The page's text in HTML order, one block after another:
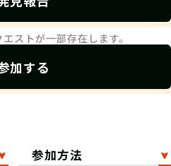
ストが一部存在します。
加する
参加方法